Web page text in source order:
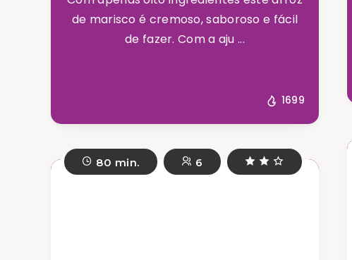
de marisco é cremoso, saboroso e fácil
de fazer. Com a aju ...
1699
80 min. 6